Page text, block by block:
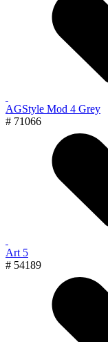
AGStyle Mod 4 Grey
# 71066
Art 5
# 54189